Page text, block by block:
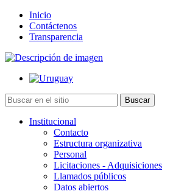
Inicio
Contáctenos
Transparencia
Institucional
Contacto
Estructura organizativa
Personal
Licitaciones - Adquisiciones
Llamados públicos
Datos abiertos